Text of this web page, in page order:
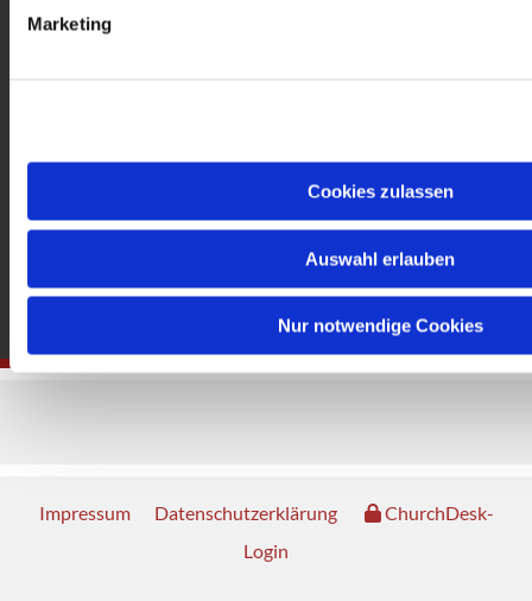
Marketing
Cookies zulassen
Auswahl erlauben
Nur notwendige Cookies
Offene Kirche: Täglich 08-18 Uhr
Impressum Datenschutzerklärung
ChurchDesk-
Login